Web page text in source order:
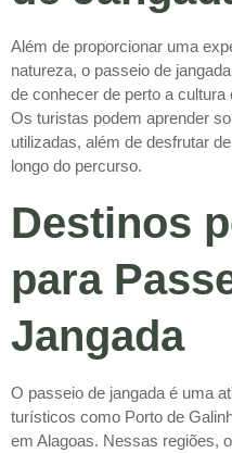
Além de proporcionar uma
natureza, o passeio de
de conhecer de perto a
Os turistas podem aprender
utilizadas, além de desfrutar
longo do percurso.
Destinos
para
Jangada
O passeio de jangada é uma
turísticos como Porto de
em Alagoas. Nessas regiões,